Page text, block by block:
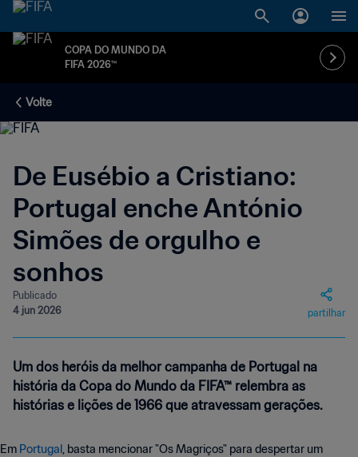
COPA DO MUNDO DA
FIFA 2026™
Volte
De Eusébio a Cristiano:
Portugal enche António
Simões de orgulho e
sonhos
Publicado
4 jun 2026
partilhar
Um dos heróis da melhor campanha de Portugal na
história da Copa do Mundo da FIFA™ relembra as
histórias e lições de 1966 que atravessam gerações.
Em Portugal, basta mencionar "Os Magriços" para despertar um